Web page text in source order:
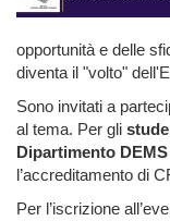
opportunità e delle
diventa il "volto"
Sono invitati a
al tema. Per gli
Dipartimento DEMS
l’accreditamento di
Per l’iscrizione